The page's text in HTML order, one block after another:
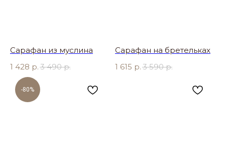
Сарафан из муслина
1 428 р. 3 490 р.
Сарафан на бретельках
1 615 р. 3 590 р.
-80%